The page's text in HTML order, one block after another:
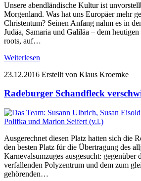
Unsere abendländische Kultur ist
Morgenland. Was hat uns Europäer mehr
Christentum? Seinen Anfang nahm es in
Judäa, Samaria und Galiläa – dem
roots, auf…
Weiterlesen
23.12.2016 Erstellt von Klaus Kroemke
Radeburger Schandfleck
Ausgerechnet diesen Platz hatten sich die
den besten Platz für die Übertragung des
Karnevalsumzuges ausgesucht: gegenüber
verfallenden Polyzentrum und dem zum
gehörenden…